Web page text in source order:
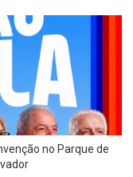
no Parque de